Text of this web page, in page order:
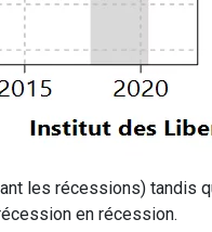
les récessions) tandis
en récession.